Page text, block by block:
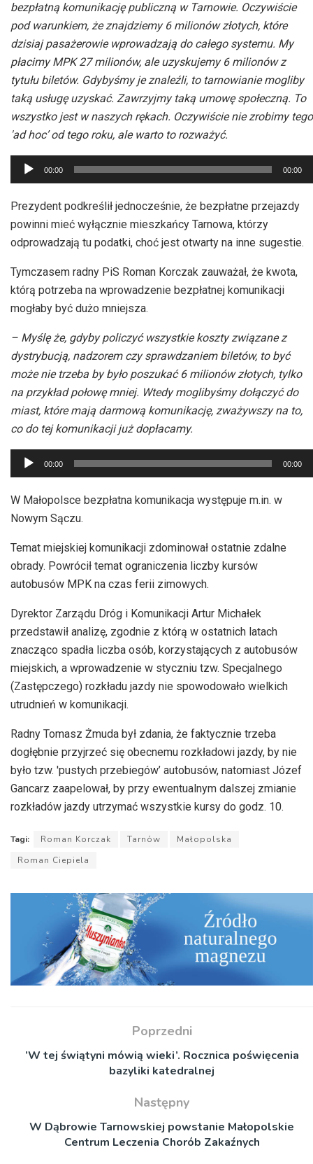
bezpłatną komunikację publiczną w Tarnowie. Oczywiście
pod warunkiem, że znajdziemy 6 milionów złotych, które
dzisiaj pasażerowie wprowadzają do całego systemu. My
płacimy MPK 27 milionów, ale uzyskujemy 6 milionów z
tytułu biletów. Gdybyśmy je znaleźli, to tarnowianie mogliby
taką usługę uzyskać. Zawrzyjmy taką umowę społeczną. To
wszystko jest w naszych rękach. Oczywiście nie zrobimy tego
'ad hoc’ od tego roku, ale warto to rozważyć.
Odtwarzacz
plików
dźwiękowych
00:00 00:00
Prezydent podkreślił jednocześnie, że bezpłatne przejazdy
powinni mieć wyłącznie mieszkańcy Tarnowa, którzy
odprowadzają tu podatki, choć jest otwarty na inne sugestie.
Tymczasem radny PiS Roman Korczak zauważał, że kwota,
którą potrzeba na wprowadzenie bezpłatnej komunikacji
mogłaby być dużo mniejsza.
– Myślę że, gdyby policzyć wszystkie koszty związane z
dystrybucją, nadzorem czy sprawdzaniem biletów, to być
może nie trzeba by było poszukać 6 milionów złotych, tylko
na przykład połowę mniej. Wtedy moglibyśmy dołączyć do
miast, które mają darmową komunikację, zważywszy na to,
co do tej komunikacji już dopłacamy.
Odtwarzacz
plików
dźwiękowych
00:00 00:00
W Małopolsce bezpłatna komunikacja występuje m.in. w
Nowym Sączu.
Temat miejskiej komunikacji zdominował ostatnie zdalne
obrady. Powrócił temat ograniczenia liczby kursów
autobusów MPK na czas ferii zimowych.
Dyrektor Zarządu Dróg i Komunikacji Artur Michałek
przedstawił analizę, zgodnie z którą w ostatnich latach
znacząco spadła liczba osób, korzystających z autobusów
miejskich, a wprowadzenie w styczniu tzw. Specjalnego
(Zastępczego) rozkładu jazdy nie spowodowało wielkich
utrudnień w komunikacji.
Radny Tomasz Żmuda był zdania, że faktycznie trzeba
dogłębnie przyjrzeć się obecnemu rozkładowi jazdy, by nie
było tzw. 'pustych przebiegów’ autobusów, natomiast Józef
Gancarz zaapelował, by przy ewentualnym dalszej zmianie
rozkładów jazdy utrzymać wszystkie kursy do godz. 10.
Tagi: Roman Korczak Tarnów
Małopolska
Roman Ciepiela
Poprzedni
’W tej świątyni mówią wieki’. Rocznica poświęcenia
bazyliki katedralnej
Następny
W Dąbrowie Tarnowskiej powstanie Małopolskie
Centrum Leczenia Chorób Zakaźnych